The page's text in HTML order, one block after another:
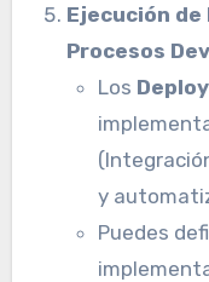
Ejecución de
Procesos
Los
y
Puedes